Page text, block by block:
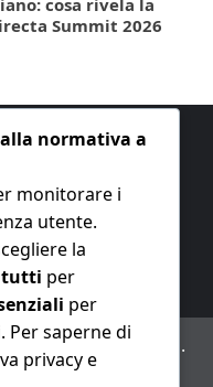
cosa rivela la
Summit 2026
reg. Trib. Milano n.
Andrea Fiorini
normativa a
monitorare i
utente.
la
tutti per
per
Per saperne di
privacy e